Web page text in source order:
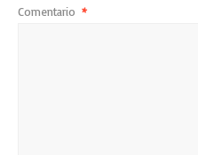
Comentario *